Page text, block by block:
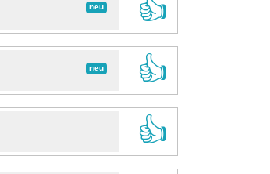
neu
👍
neu
👍
👍